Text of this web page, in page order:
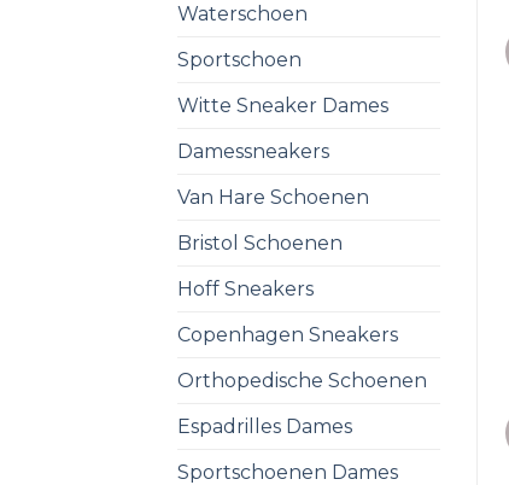
Waterschoen
Sportschoen
Witte Sneaker Dames
Damessneakers
Van Hare Schoenen
Bristol Schoenen
Hoff Sneakers
Copenhagen Sneakers
Orthopedische Schoenen
Espadrilles Dames
Sportschoenen Dames